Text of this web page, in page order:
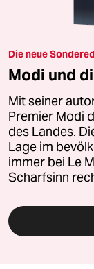
Die neue
Modi und
Mit seiner
Premier Modi
des Landes.
Lage im
immer bei Le
Scharfsinn